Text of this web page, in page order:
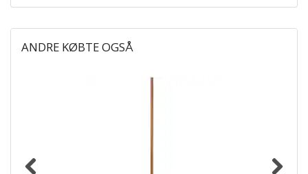
ANDRE KØBTE OGSÅ